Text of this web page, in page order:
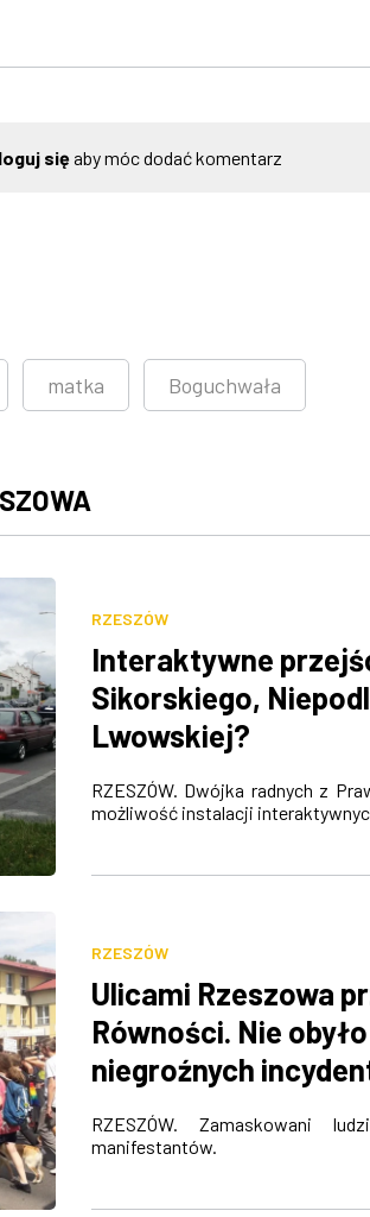
sięaby móc dodać komentarz
matka Boguchwała
RZESZÓW
Interaktywne
Sikorskiego,
Lwowskiej?
RZESZÓW. Dwójka radnych z
możliwość instalacji
RZESZÓW
Ulicami Rzeszowa
Równości. Nie
niegroźnych
RZESZÓW. Zamaskowani
manifestantów.